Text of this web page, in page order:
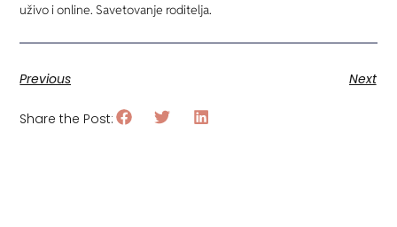
uživo i online. Savetovanje roditelja.
Previous Next
Share the Post: